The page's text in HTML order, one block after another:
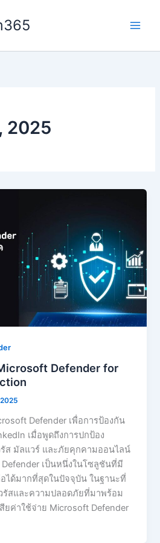
2025
Defender for
Defender เพื่อการป้องกัน
เมื่อพูดถึงการปกป้อง
ส มัลแวร์ และภัยคุกคามออนไลน์
เป็นหนึ่งในโซลูชันที่มี
ได้มากที่สุดในปัจจุบัน ในฐานะที่
รัสและความปลอดภัยที่มาพร้อม
ยค่าใช้จ่าย Microsoft Defender